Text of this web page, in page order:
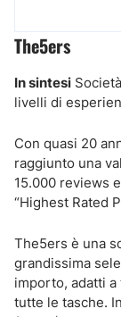
The5ers
In sintesi
livelli di
Con quasi 20
raggiunto una
15.000 reviews
“Highest Rated
The5ers è una
grandissima
importo, adatti
tutte le tasche.